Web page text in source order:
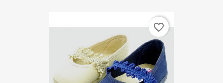
favorite_border